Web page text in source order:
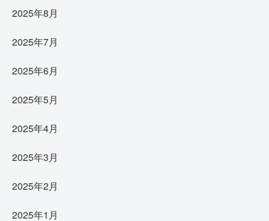
2025年8月
2025年7月
2025年6月
2025年5月
2025年4月
2025年3月
2025年2月
2025年1月